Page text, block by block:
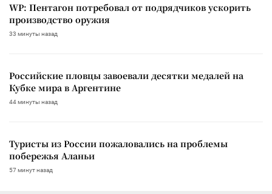
WP: Пентагон потребовал от подрядчиков ускорить
производство оружия
33 минуты назад
Российские пловцы завоевали десятки медалей на
Кубке мира в Аргентине
44 минуты назад
Туристы из России пожаловались на проблемы
побережья Аланьи
57 минут назад